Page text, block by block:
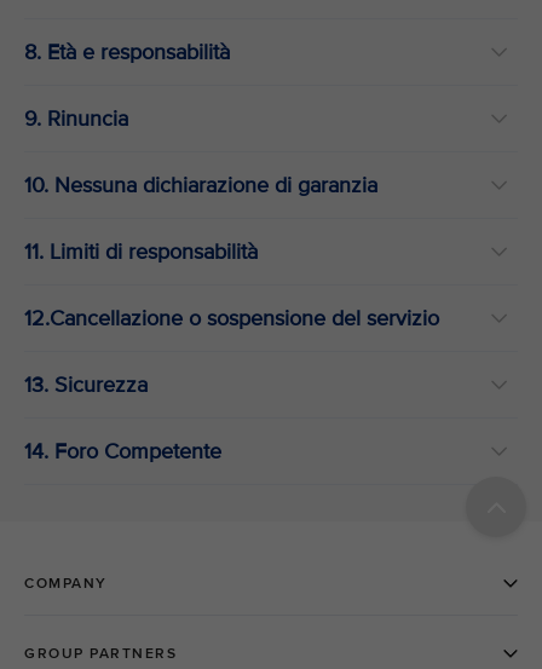
8. Età e responsabilità
9. Rinuncia
10. Nessuna dichiarazione di garanzia
11. Limiti di responsabilità
12.Cancellazione o sospensione del servizio
13. Sicurezza
14. Foro Competente